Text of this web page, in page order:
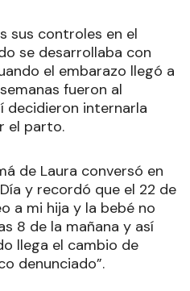
sus controles en el
se desarrollaba con
el embarazo llegó a
fueron al
decidieron internarla
el parto.
de Laura conversó en
y recordó que el 22 de
a mi hija y la bebé no
8 de la mañana y así
llega el cambio de
denunciado”.